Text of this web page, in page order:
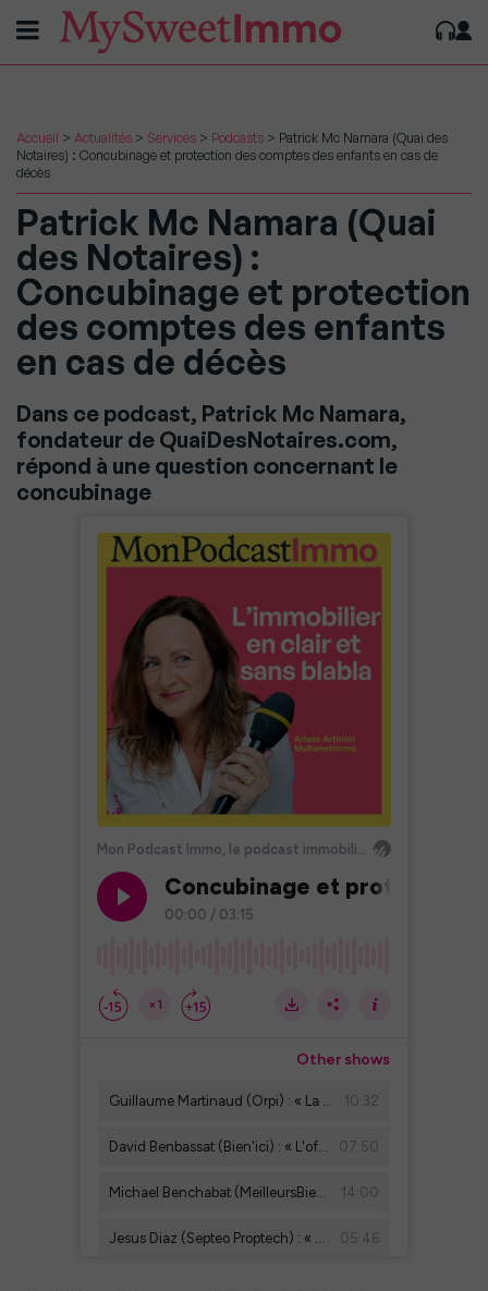
Accueil > Actualités > Services > Podcasts > Patrick Mc Namara (Quai des
Notaires) : Concubinage et protection des comptes des enfants en cas de
décès
Patrick Mc Namara (Quai
des Notaires) :
Concubinage et protection
des comptes des enfants
en cas de décès
Dans ce podcast, Patrick Mc Namara,
fondateur de QuaiDesNotaires.com,
répond à une question concernant le
concubinage